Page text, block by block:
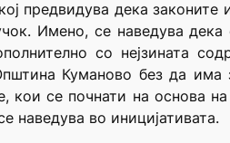
предвидува дека законите
Имено, се наведува дека
со нејзината
Куманово без да има
кои се почнати на основа
наведува во иницијативата.